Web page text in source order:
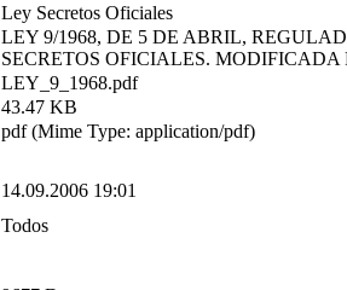
Ley Secretos Oficiales
LEY 9/1968, DE 5 DE ABRIL,
SECRETOS OFICIALES. MODIFICADA
LEY_9_1968.pdf
43.47 KB
pdf (Mime Type: application/pdf)
14.09.2006 19:01
Todos